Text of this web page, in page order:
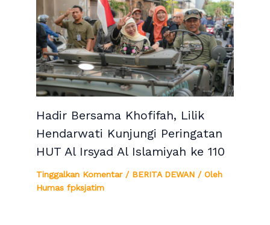
Hadir Bersama Khofifah, Lilik
Hendarwati Kunjungi Peringatan
HUT Al Irsyad Al Islamiyah ke 110
Tinggalkan Komentar / BERITA DEWAN / Oleh
Humas fpksjatim